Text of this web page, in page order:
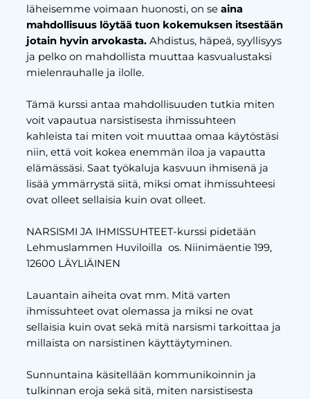
läheisemme voimaan huonosti, on seaina
mahdollisuus löytää tuon kokemuksen itsestään
jotain hyvin arvokasta.Ahdistus, häpeä, syyllisyys
ja pelko on mahdollista muuttaa kasvualustaksi
mielenrauhalle ja ilolle.
Tämä kurssi antaa mahdollisuuden tutkia miten
voit vapautua narsistisesta ihmissuhteen
kahleista tai miten voit muuttaa omaa käytöstäsi
niin, että voit kokea enemmän iloa ja vapautta
elämässäsi. Saat työkaluja kasvuun ihmisenä ja
lisää ymmärrystä siitä, miksi omat ihmissuhteesi
ovat olleet sellaisia kuin ovat olleet.
NARSISMI JA IHMISSUHTEET-kurssi pidetään
Lehmuslammen Huviloilla os. Niinimäentie 199,
12600 LÄYLIÄINEN
Lauantain aiheita ovat mm. Mitä varten
ihmissuhteet ovat olemassa ja miksi ne ovat
sellaisia kuin ovat sekä mitä narsismi tarkoittaa ja
millaista on narsistinen käyttäytyminen.
Sunnuntaina käsitellään kommunikoinnin ja
tulkinnan eroja sekä sitä, miten narsistisesta